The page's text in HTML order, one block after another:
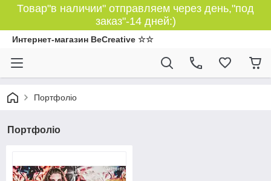
Товар"в наличии" отправляем через день,"под
заказ"-14 дней:)
Интернет-магазин BeCreative ☆☆
Портфоліо
Портфоліо